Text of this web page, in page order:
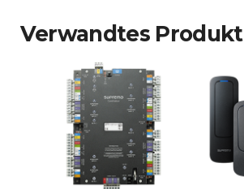
Verwandtes Produkt